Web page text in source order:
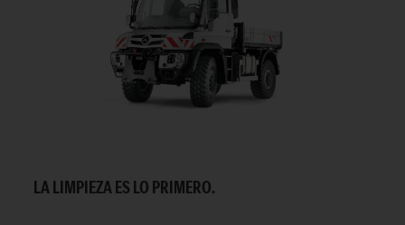
LA LIMPIEZA ES LO PRIMERO.